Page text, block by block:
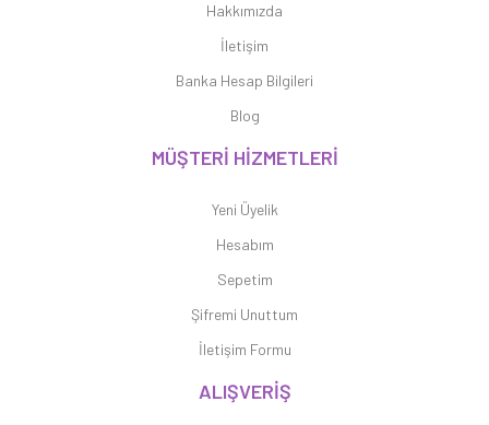
Hakkımızda
İletişim
Banka Hesap Bilgileri
Blog
MÜŞTERİ HİZMETLERİ
Yeni Üyelik
Hesabım
Sepetim
Şifremi Unuttum
İletişim Formu
ALIŞVERİŞ